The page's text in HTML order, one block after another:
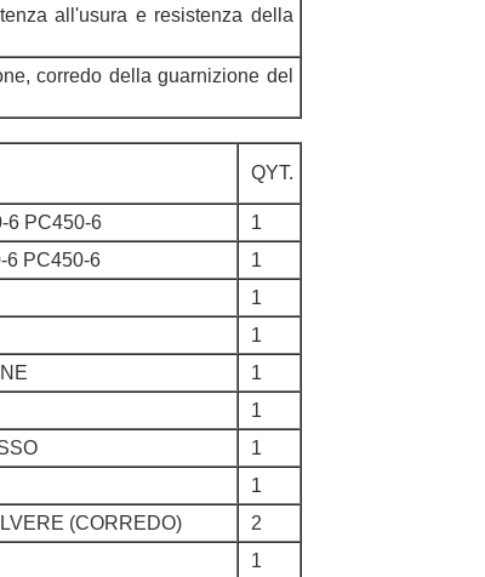
all'usura e resistenza della
corredo della guarnizione del
QYT.
6 PC450-6
1
6 PC450-6
1
1
1
1
1
1
1
(CORREDO)
2
1